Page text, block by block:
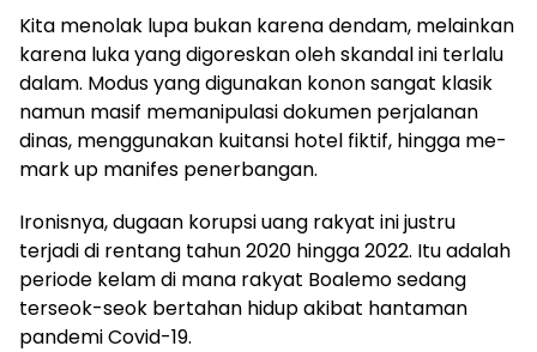
​​Kita menolak lupa bukan karena dendam, melainkan
karena luka yang digoreskan oleh skandal ini terlalu
dalam. Modus yang digunakan konon sangat klasik
namun masif memanipulasi dokumen perjalanan
dinas, menggunakan kuitansi hotel fiktif, hingga me-
mark up manifes penerbangan.
​Ironisnya, dugaan korupsi uang rakyat ini justru
terjadi di rentang tahun 2020 hingga 2022. Itu adalah
periode kelam di mana rakyat Boalemo sedang
terseok-seok bertahan hidup akibat hantaman
pandemi Covid-19.